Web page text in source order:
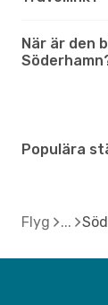
När är den
Populära
Flyg